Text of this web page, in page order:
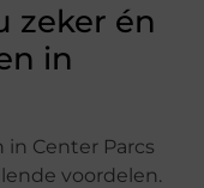
zeker én
in
Center Parcs
voordelen.